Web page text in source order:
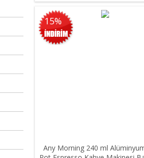
15%
Any Morning 240 ml